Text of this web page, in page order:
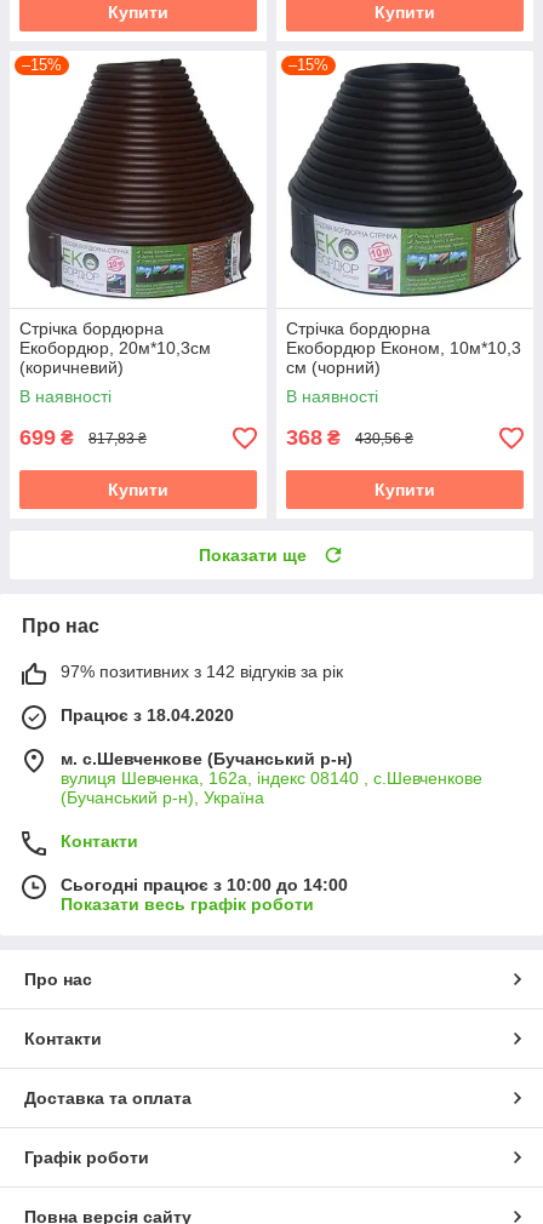
Купити Купити
–15%
Стрічка бордюрна
Екобордюр, 20м*10,3см
(коричневий)
В наявності
699 ₴ 817,83 ₴
Купити
–15%
Стрічка бордюрна
Екобордюр Економ, 10м*10,3
см (чорний)
В наявності
368 ₴ 430,56 ₴
Купити
Показати ще
Про нас
97% позитивних з 142 відгуків за рік
Працює з 18.04.2020
м. с.Шевченкове (Бучанський р-н)
вулиця Шевченка, 162а, індекс 08140 , с.Шевченкове
(Бучанський р-н), Україна
Контакти
Сьогодні працює з 10:00 до 14:00
Показати весь графік роботи
Про нас
Контакти
Доставка та оплата
Графік роботи
Повна версія сайту